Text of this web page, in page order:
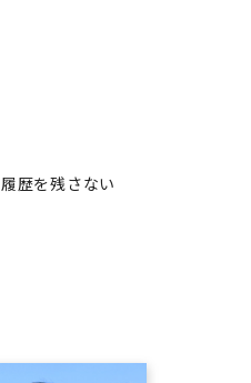
履歴を残さない